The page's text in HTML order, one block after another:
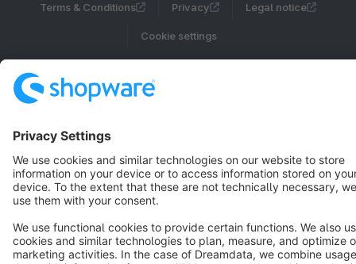
Terms & Conditions Privacy Legal notice
Cookie settings
Notice: * All prices are quoted net of the statutory value-added tax